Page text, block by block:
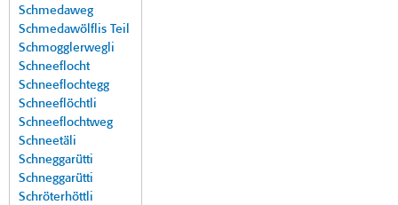
Schmedaweg
Schmedawölflis Teil
Schmogglerwegli
Schneeflocht
Schneeflochtegg
Schneeflöchtli
Schneeflochtweg
Schneetäli
Schneggarütti
Schneggarütti
Schröterhöttli